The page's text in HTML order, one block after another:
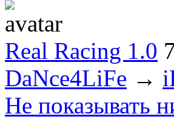
Real Racing 1.0
DaNce4LiFe →
Не показывать